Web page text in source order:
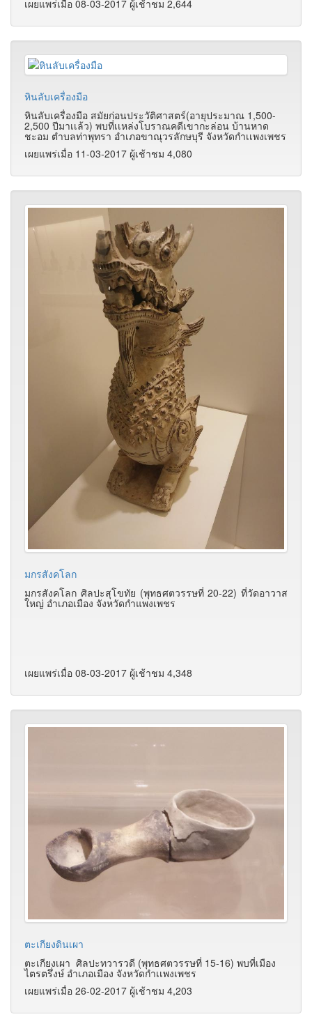
เผยแพร่เมื่อ 08-03-2017 ผู้เช้าชม 2,644
หินลับเครื่องมือ
หินลับเครื่องมือ สมัยก่อนประวัติศาสตร์(อายุประมาณ 1,500-
2,500 ปีมาเเล้ว) พบที่เเหล่งโบราณคดีเขากะล่อน บ้านหาด
ชะอม ตำบลท่าพุทรา อำเภอขาณุวรลักษบุรี จังหวัดกำเเพงเพชร
เผยแพร่เมื่อ 11-03-2017 ผู้เช้าชม 4,080
มกรสังคโลก
มกรสังคโลก ศิลปะสุโขทัย (พุทธศตวรรษที่ 20-22) ที่วัดอาวาส
ใหญ่ อำเภอเมือง จังหวัดกำแพงเพชร
เผยแพร่เมื่อ 08-03-2017 ผู้เช้าชม 4,348
ตะเกียงดินเผา
ตะเกียงเผา ศิลปะทวารวดี (พุทธศตวรรษที่ 15-16) พบที่เมือง
ไตรตรึ่งษ์ อำเภอเมือง จังหวัดกำเเพงเพชร
เผยแพร่เมื่อ 26-02-2017 ผู้เช้าชม 4,203